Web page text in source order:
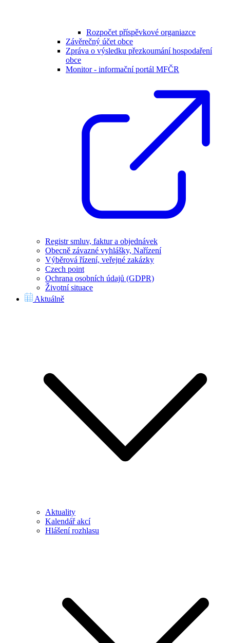
Rozpočet příspěvkové organiazce
Závěrečný účet obce
Zpráva o výsledku přezkoumání hospodaření
obce
Monitor - informační portál MFČR
Registr smluv, faktur a objednávek
Obecně závazné vyhlášky, Nařízení
Výběrová řízení, veřejné zakázky
Czech point
Ochrana osobních údajů (GDPR)
Životní situace
Aktuálně
Aktuality
Kalendář akcí
Hlášení rozhlasu